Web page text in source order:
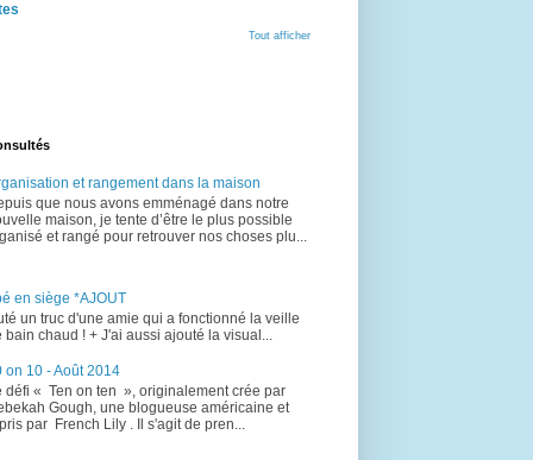
Tout afficher
et rangement dans la maison
que nous avons emménagé dans notre
maison, je tente d’être le plus possible
et rangé pour retrouver nos choses plu...
en siège *AJOUT
un truc d'une amie qui a fonctionné la veille
chaud ! + J'ai aussi ajouté la visual...
on 10 - Août 2014
défi « Ten on ten », originalement crée par
Gough, une blogueuse américaine et
par French Lily . Il s'agit de pren...